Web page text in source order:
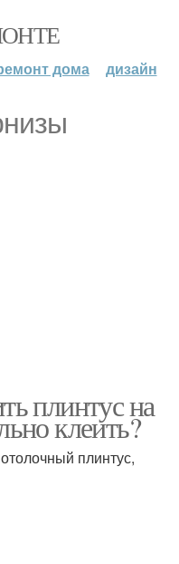
дома дизайн
плинтус на
клеить?
плинтус,